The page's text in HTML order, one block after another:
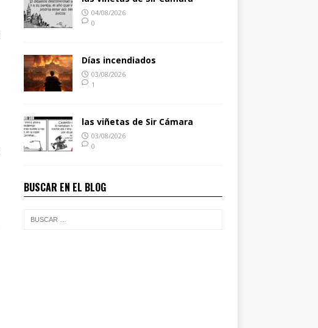
04/08/2026
0
Días incendiados
03/08/2026
1
las viñetas de Sir Cámara
03/08/2026
0
BUSCAR EN EL BLOG